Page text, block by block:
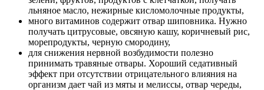
льняное масло, нежирные кисломолочные продукты,
много витаминов содержит отвар шиповника. Нужно
получать цитрусовые, овсяную кашу, коричневый рис,
морепродукты, черную смородину,
для снижения нервной возбудимости полезно
принимать травяные отвары. Хороший седативный
эффект при отсутствии отрицательного влияния на
организм дает чай из мяты и мелиссы, отвар череды,